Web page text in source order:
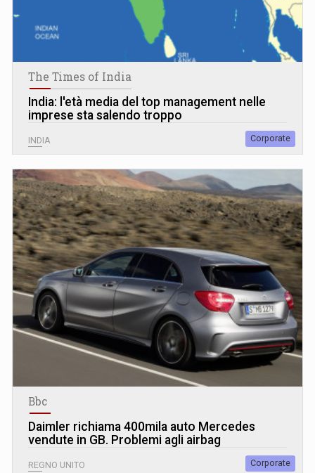
The Times of India
India: l'età media del top management nelle
imprese sta salendo troppo
INDIA Corporate
Bbc
Daimler richiama 400mila auto Mercedes
vendute in GB. Problemi agli airbag
REGNO UNITO Corporate